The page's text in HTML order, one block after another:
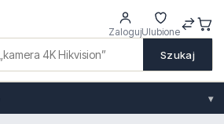
Szukaj
ZalogujUlubione
▾